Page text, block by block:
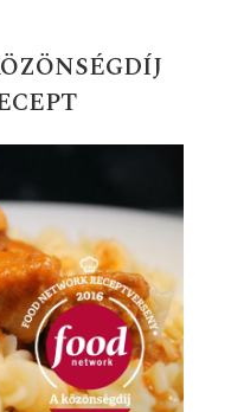
süti receptek
Sült hús
Tésztaételek
Vega sütemények
Vendégváró ételek
desszertek